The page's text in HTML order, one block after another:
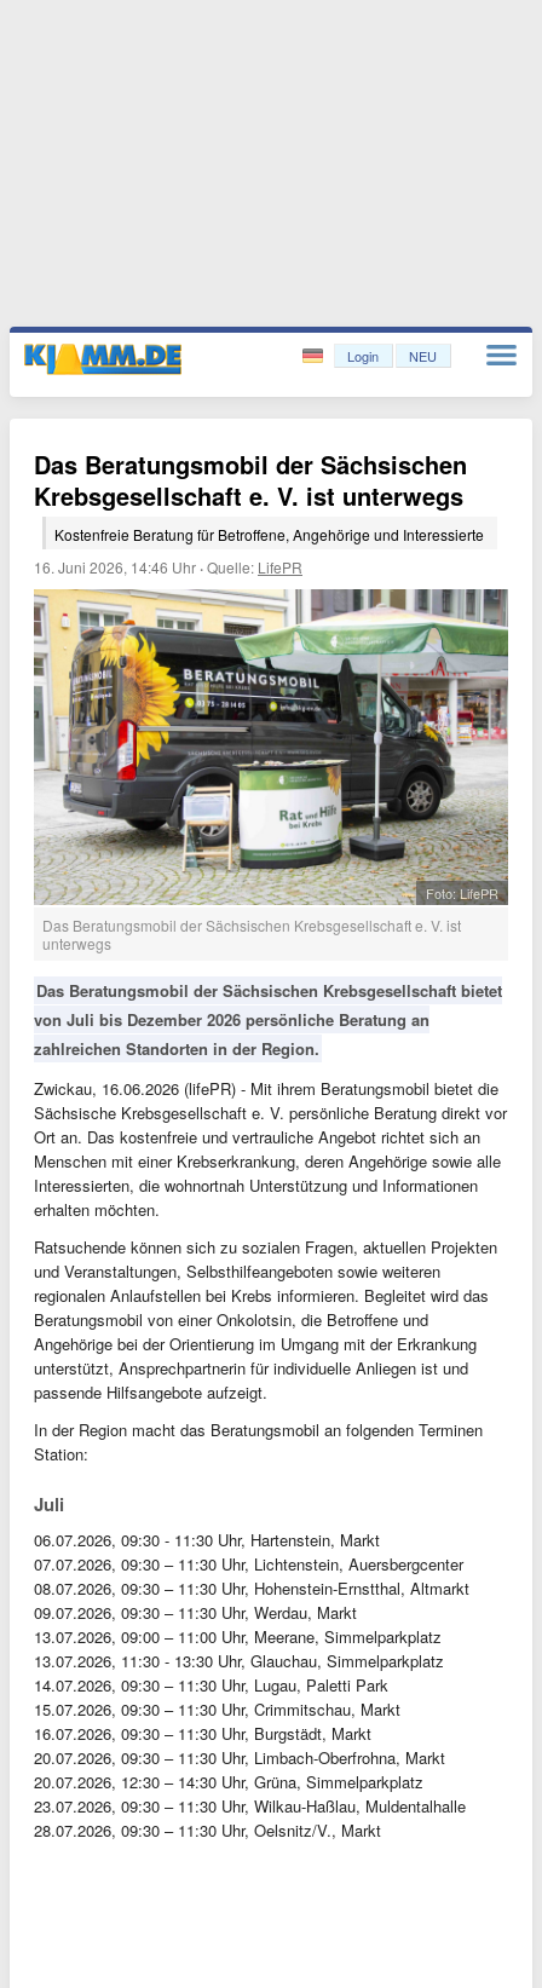
Login NEU
Das Beratungsmobil der Sächsischen
Krebsgesellschaft e. V. ist unterwegs
Kostenfreie Beratung für Betroffene, Angehörige und Interessierte
16. Juni 2026, 14:46 Uhr ·Quelle: LifePR
Foto: LifePR
Das Beratungsmobil der Sächsischen Krebsgesellschaft e. V. ist
unterwegs
Das Beratungsmobil der Sächsischen Krebsgesellschaft bietet
von Juli bis Dezember 2026 persönliche Beratung an
zahlreichen Standorten in der Region.
Zwickau, 16.06.2026 (lifePR) - Mit ihrem Beratungsmobil bietet die
Sächsische Krebsgesellschaft e. V. persönliche Beratung direkt vor
Ort an. Das kostenfreie und vertrauliche Angebot richtet sich an
Menschen mit einer Krebserkrankung, deren Angehörige sowie alle
Interessierten, die wohnortnah Unterstützung und Informationen
erhalten möchten.
Ratsuchende können sich zu sozialen Fragen, aktuellen Projekten
und Veranstaltungen, Selbsthilfeangeboten sowie weiteren
regionalen Anlaufstellen bei Krebs informieren. Begleitet wird das
Beratungsmobil von einer Onkolotsin, die Betroffene und
Angehörige bei der Orientierung im Umgang mit der Erkrankung
unterstützt, Ansprechpartnerin für individuelle Anliegen ist und
passende Hilfsangebote aufzeigt.
In der Region macht das Beratungsmobil an folgenden Terminen
Station:
Juli
06.07.2026, 09:30 - 11:30 Uhr, Hartenstein, Markt
07.07.2026, 09:30 – 11:30 Uhr, Lichtenstein, Auersbergcenter
08.07.2026, 09:30 – 11:30 Uhr, Hohenstein-Ernstthal, Altmarkt
09.07.2026, 09:30 – 11:30 Uhr, Werdau, Markt
13.07.2026, 09:00 – 11:00 Uhr, Meerane, Simmelparkplatz
13.07.2026, 11:30 - 13:30 Uhr, Glauchau, Simmelparkplatz
14.07.2026, 09:30 – 11:30 Uhr, Lugau, Paletti Park
15.07.2026, 09:30 – 11:30 Uhr, Crimmitschau, Markt
16.07.2026, 09:30 – 11:30 Uhr, Burgstädt, Markt
20.07.2026, 09:30 – 11:30 Uhr, Limbach-Oberfrohna, Markt
20.07.2026, 12:30 – 14:30 Uhr, Grüna, Simmelparkplatz
23.07.2026, 09:30 – 11:30 Uhr, Wilkau-Haßlau, Muldentalhalle
28.07.2026, 09:30 – 11:30 Uhr, Oelsnitz/V., Markt